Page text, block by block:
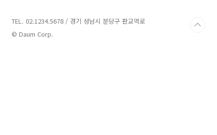
TEL. 02.1234.5678 / 경기 성남시 분당구 판교역로
© Daum Corp.